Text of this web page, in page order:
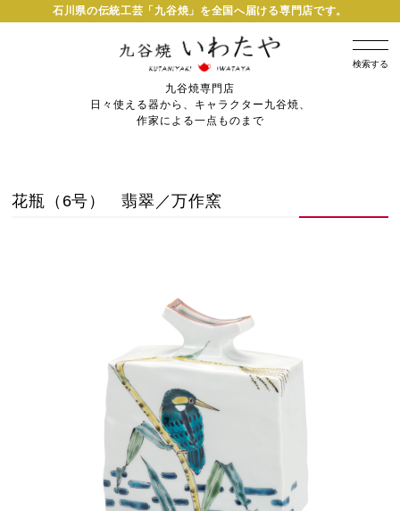
石川県の伝統工芸「九谷焼」を全国へ届ける専門店です。
検索する
九谷焼専門店
日々使える器から、キャラクター九谷焼、
作家による一点ものまで
花瓶（6号） 翡翠／万作窯